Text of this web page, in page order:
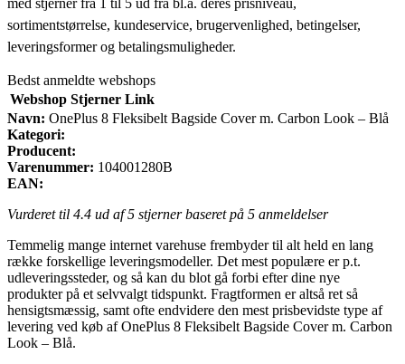
sortimentstørrelse, kundeservice, brugervenlighed, betingelser,
leveringsformer og betalingsmuligheder.
Bedst anmeldte webshops
Webshop Stjerner Link
Navn: OnePlus 8 Fleksibelt Bagside Cover m. Carbon Look – Blå
Kategori:
Producent:
Varenummer: 104001280B
EAN:
Vurderet til 4.4 ud af 5 stjerner baseret på 5 anmeldelser
Temmelig mange internet varehuse frembyder til alt held en lang
række forskellige leveringsmodeller. Det mest populære er p.t.
udleveringssteder, og så kan du blot gå forbi efter dine nye
produkter på et selvvalgt tidspunkt. Fragtformen er altså ret så
hensigtsmæssig, samt ofte endvidere den mest prisbevidste type af
levering ved køb af OnePlus 8 Fleksibelt Bagside Cover m. Carbon
Look – Blå.